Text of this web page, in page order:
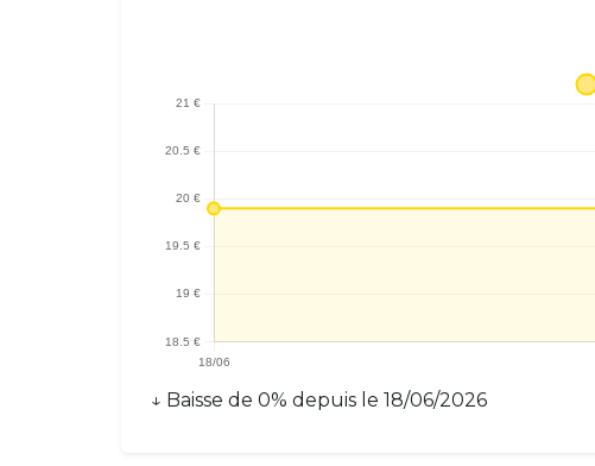
↓ Baisse de 0% depuis le 18/06/2026